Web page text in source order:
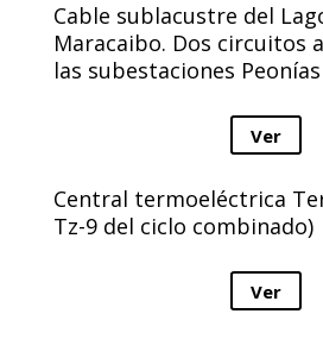
Cable sublacustre del
Maracaibo. Dos circuitos
las subestaciones
Ver
Central termoeléctrica
Tz-9 del ciclo combinado)
Ver